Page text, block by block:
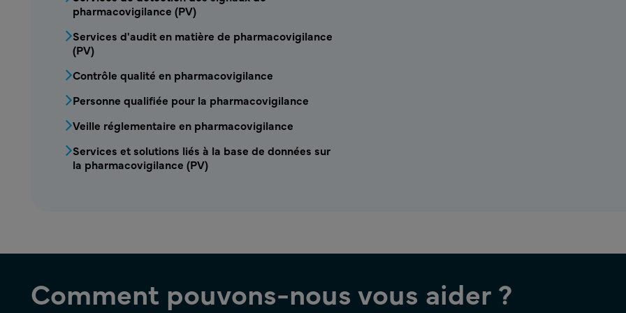
pharmacovigilance (PV)
Services d'audit en matière de pharmacovigilance
(PV)
Contrôle qualité en pharmacovigilance
Personne qualifiée pour la pharmacovigilance
Veille réglementaire en pharmacovigilance
Services et solutions liés à la base de données sur
la pharmacovigilance (PV)
Comment pouvons-nous vous aider ?